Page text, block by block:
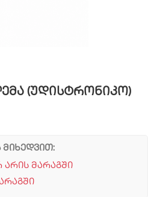
(უდისტრონიკო)
არის მარაგში